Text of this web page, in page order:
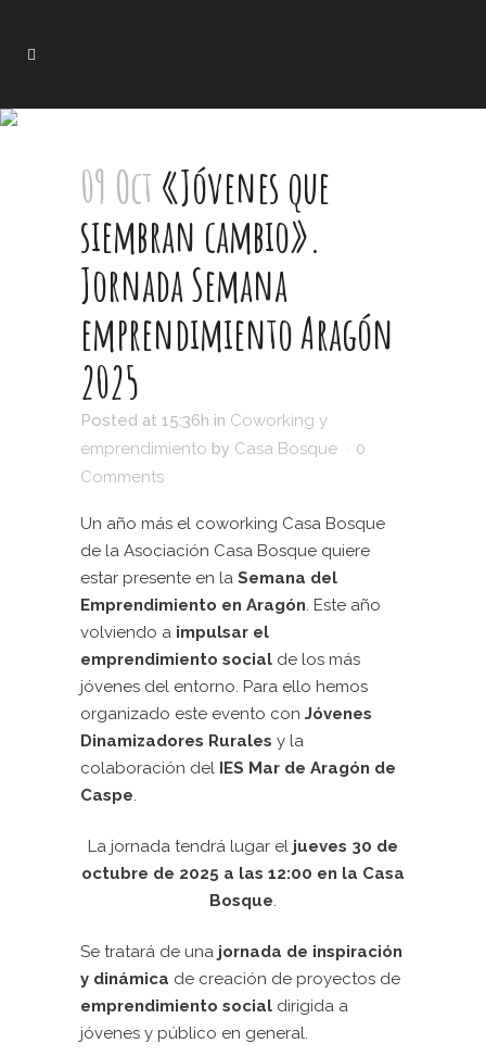
09 Oct «Jóvenes que
siembran cambio».
Jornada Semana
emprendimiento Aragón
2025
Posted at 15:36h in Coworking y
emprendimiento by Casa Bosque
0
Comments
Un año más el coworking Casa Bosque
de la Asociación Casa Bosque quiere
estar presente en la Semana del
Emprendimiento en Aragón. Este año
volviendo a impulsar el
emprendimiento social de los más
jóvenes del entorno. Para ello hemos
organizado este evento con Jóvenes
Dinamizadores Rurales y la
colaboración del IES Mar de Aragón de
Caspe.
La jornada tendrá lugar el jueves 30 de
octubre de 2025 a las 12:00 en la Casa
Bosque.
Se tratará de una jornada de inspiración
y dinámica de creación de proyectos de
emprendimiento social dirigida a
jóvenes y público en general.